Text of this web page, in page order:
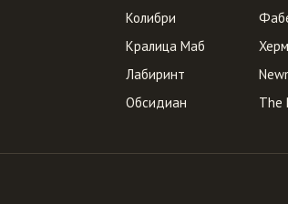
Колибри
Кралица Маб
Лабиринт
Обсидиан
The